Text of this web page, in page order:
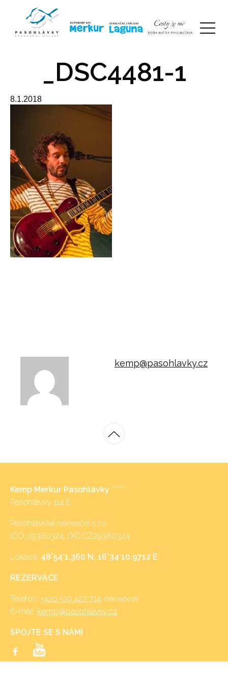
_DSC4481-1
8.1.2018
kemp@pasohlavky.cz
Kemp Merkur Pasohlávky *****
Pasohlávky 114 E
Pasohlávská rekreační s.r.o.
IČO: 29380324, DIČ:CZ29380324
Lokace: 48°54’1.360 N, 16°34’10.9712 E
REZERVACE
Telefon: +420 519 427 714 (recepce)
E-mail: kemp@pasohlavky.cz
SPOJTE SE S NÁMI